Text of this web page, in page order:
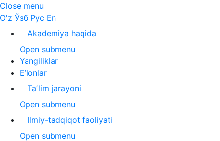
Close menu
O'z Ўзб Рус En
Akademiya haqida
Open submenu
Yangiliklar
E’lonlar
Taʼlim jarayoni
Open submenu
Ilmiy-tadqiqot faoliyati
Open submenu